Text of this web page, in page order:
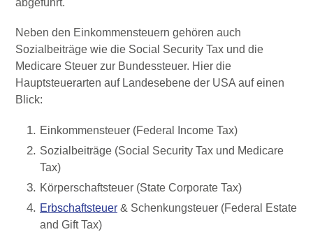
Neben den Einkommensteuern gehören auch
Sozialbeiträge wie die Social Security Tax und die
Medicare Steuer zur Bundessteuer. Hier die
Hauptsteuerarten auf Landesebene der USA auf einen
Blick:
Einkommensteuer (Federal Income Tax)
Sozialbeiträge (Social Security Tax und Medicare
Tax)
Körperschaftsteuer (State Corporate Tax)
Erbschaftsteuer & Schenkungsteuer (Federal Estate
and Gift Tax)